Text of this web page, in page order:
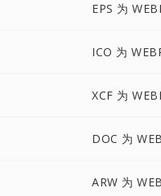
EPS 为
ICO 为
XCF 为
DOC 为
ARW 为